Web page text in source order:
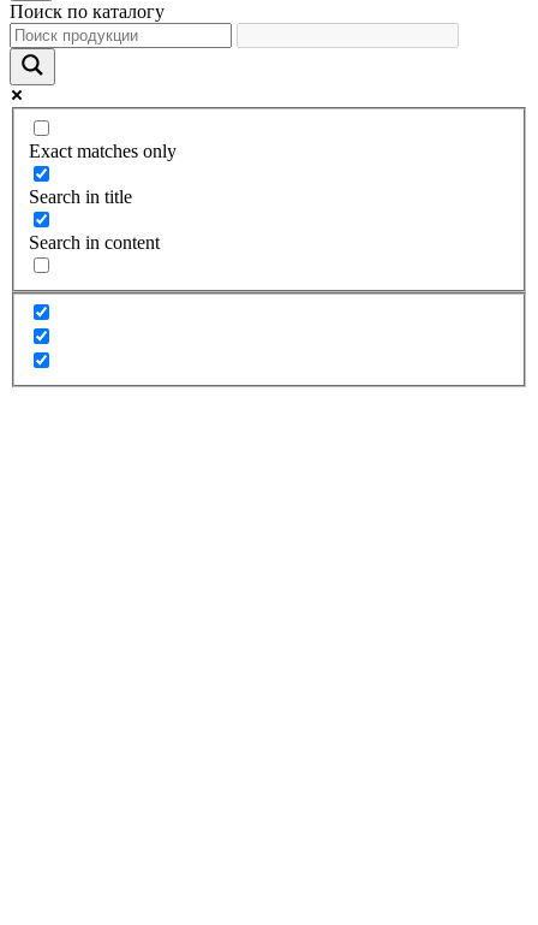
Поиск по каталогу
Exact matches only
Search in title
Search in content